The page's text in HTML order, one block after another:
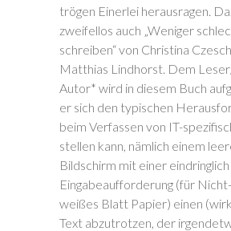
trögen Einerlei herausragen.
zweifellos auch „Weniger
schreiben“ von Christina
Matthias Lindhorst. Dem
Autor* wird in diesem Buch
er sich den typischen
beim Verfassen von IT-
stellen kann, nämlich einem
Bildschirm mit einer
Eingabeaufforderung (für
weißes Blatt Papier) einen
Text abzutrotzen, der